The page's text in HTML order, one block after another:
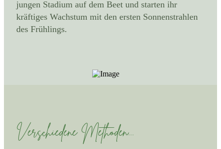
jungen Stadium auf dem Beet und starten ihr
kräftiges Wachstum mit den ersten Sonnenstrahlen
des Frühlings.
Verschiedene Methoden...